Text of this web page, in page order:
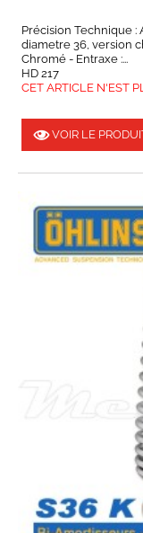
Précision Technique
diametre 36, version
Chromé - Entraxe :...
HD 217
CET ARTICLE N'EST
VOIR LE